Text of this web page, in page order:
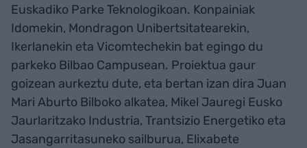
Euskadiko Parke Teknologikoan. Konpainiak
Idomekin, Mondragon Unibertsitatearekin,
Ikerlanekin eta Vicomtechekin bat egingo du
parkeko Bilbao Campusean. Proiektua gaur
goizean aurkeztu dute, eta bertan izan dira Juan
Mari Aburto Bilboko alkatea, Mikel Jauregi Eusko
Jaurlaritzako Industria, Trantsizio Energetiko eta
Jasangarritasuneko sailburua, Elixabete